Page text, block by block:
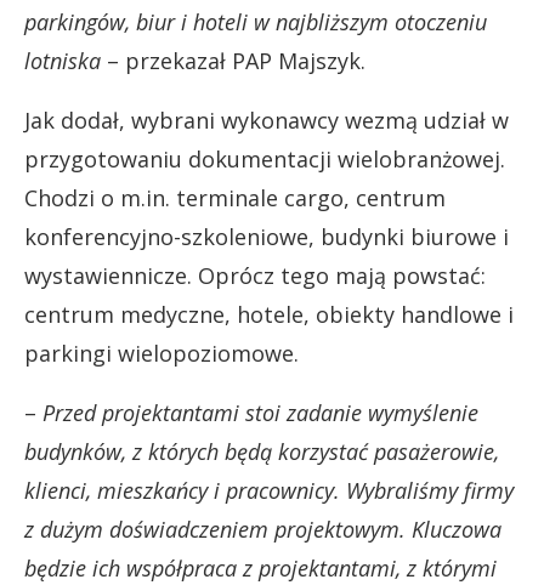
parkingów, biur i hoteli w najbliższym otoczeniu
lotniska – przekazał PAP Majszyk.
Jak dodał, wybrani wykonawcy wezmą udział w
przygotowaniu dokumentacji wielobranżowej.
Chodzi o m.in. terminale cargo, centrum
konferencyjno-szkoleniowe, budynki biurowe i
wystawiennicze. Oprócz tego mają powstać:
centrum medyczne, hotele, obiekty handlowe i
parkingi wielopoziomowe.
– Przed projektantami stoi zadanie wymyślenie
budynków, z których będą korzystać pasażerowie,
klienci, mieszkańcy i pracownicy. Wybraliśmy firmy
z dużym doświadczeniem projektowym. Kluczowa
będzie ich współpraca z projektantami, z którymi